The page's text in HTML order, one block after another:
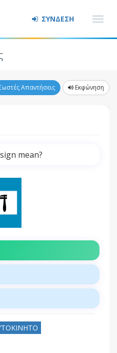
ΣΥΝΔΕΣΗ
Απαντήσεις Εκφώνηση
mean?